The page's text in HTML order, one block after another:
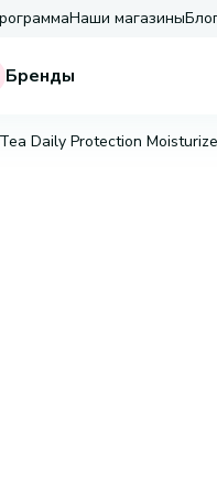
Наши магазины
Бренды
Daily Protection